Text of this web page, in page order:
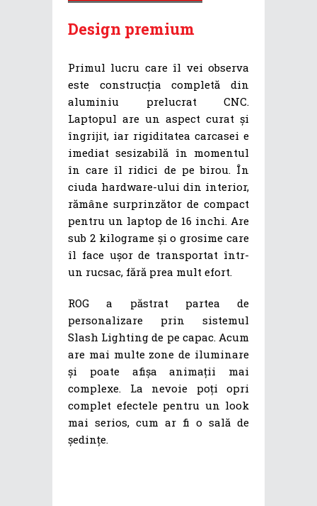
Design premium
Primul lucru care îl vei observa
este construcția completă din
aluminiu prelucrat CNC.
Laptopul are un aspect curat și
îngrijit, iar rigiditatea carcasei e
imediat sesizabilă în momentul
în care îl ridici de pe birou. În
ciuda hardware-ului din interior,
rămâne surprinzător de compact
pentru un laptop de 16 inchi. Are
sub 2 kilograme și o grosime care
îl face ușor de transportat într-
un rucsac, fără prea mult efort.
ROG a păstrat partea de
personalizare prin sistemul
Slash Lighting de pe capac. Acum
are mai multe zone de iluminare
și poate afișa animații mai
complexe. La nevoie poți opri
complet efectele pentru un look
mai serios, cum ar fi o sală de
ședințe.